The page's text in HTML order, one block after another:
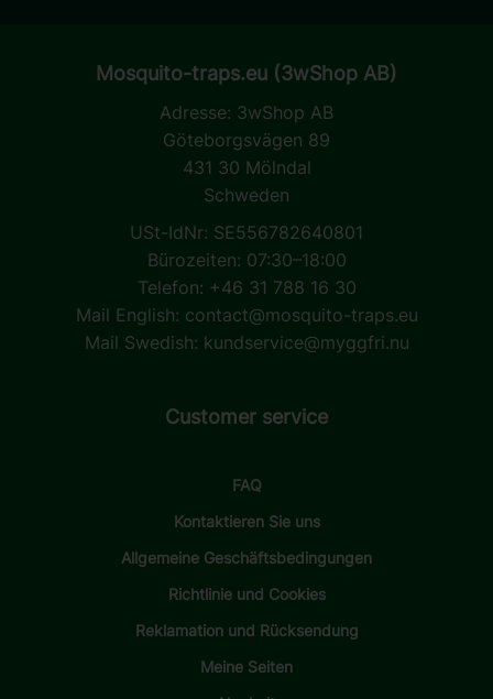
Mosquito-traps.eu (3wShop AB)
Adresse: 3wShop AB
Göteborgsvägen 89
431 30 Mölndal
Schweden
USt-IdNr: SE556782640801
Bürozeiten: 07:30–18:00
Telefon: +46 31 788 16 30
Mail English: contact@mosquito-traps.eu
Mail Swedish: kundservice@myggfri.nu
Customer service
FAQ
Kontaktieren Sie uns
Allgemeine Geschäftsbedingungen
Richtlinie und Cookies
Reklamation und Rücksendung
Meine Seiten